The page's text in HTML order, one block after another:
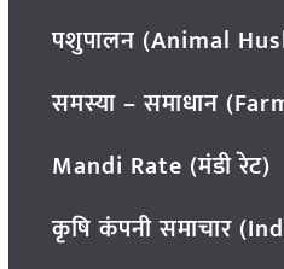
पशुपालन (Animal
समस्या – समाधान
Mandi Rate (मंडी रेट)
कृषि कंपनी समाचार